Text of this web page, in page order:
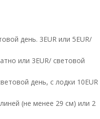
день. 3EUR или 5EUR/
или 3EUR/ световой
день, с лодки 10EUR
(не менее 29 см) или 2